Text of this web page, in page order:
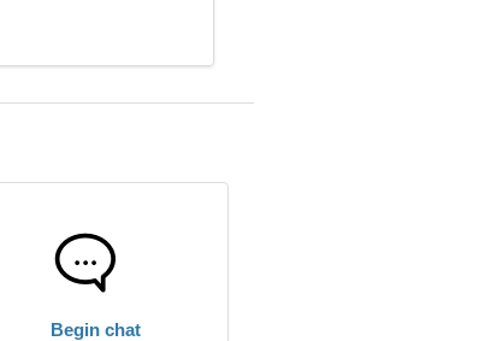
Begin chat